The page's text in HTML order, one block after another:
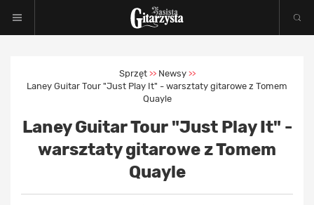
Sprzęt >> Newsy >>
Laney Guitar Tour "Just Play It" - warsztaty gitarowe z Tomem
Quayle
Laney Guitar Tour "Just Play It" -
warsztaty gitarowe z Tomem
Quayle